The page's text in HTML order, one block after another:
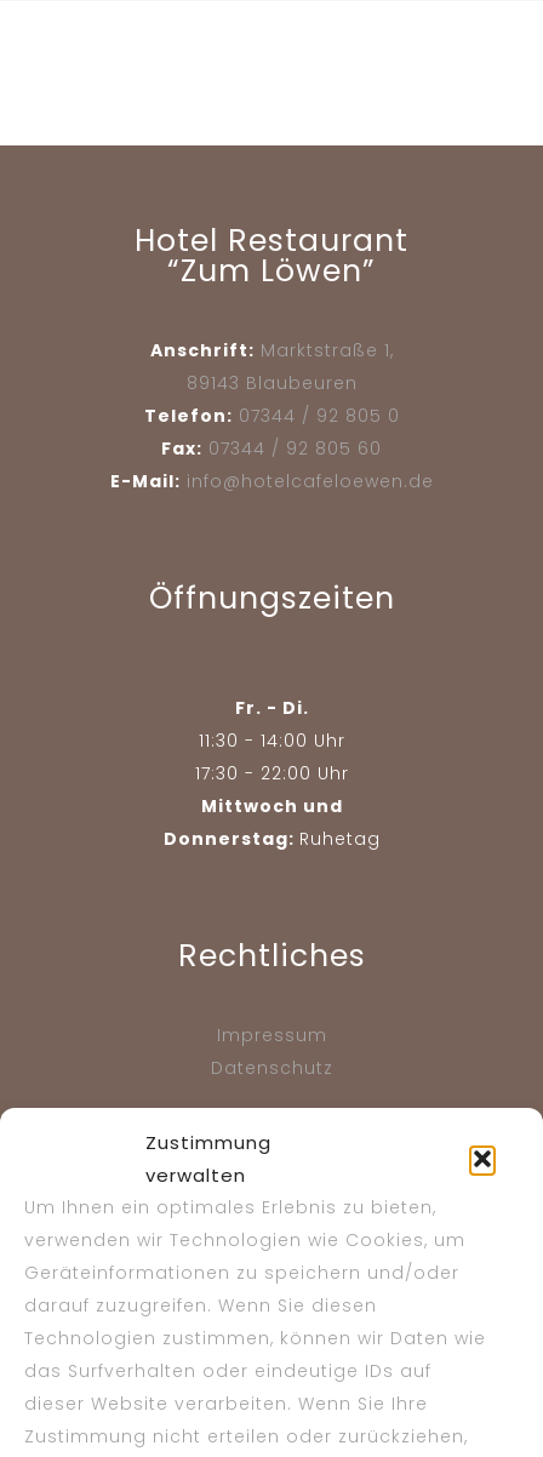
Zustimmung
verwalten
Um Ihnen ein optimales Erlebnis zu bieten,
verwenden wir Technologien wie Cookies, um
Geräteinformationen zu speichern und/oder
darauf zuzugreifen. Wenn Sie diesen
Technologien zustimmen, können wir Daten wie
das Surfverhalten oder eindeutige IDs auf
dieser Website verarbeiten. Wenn Sie Ihre
Zustimmung nicht erteilen oder zurückziehen,
Hotel Restaurant
“Zum Löwen”
Anschrift: Marktstraße 1,
89143 Blaubeuren
Telefon: 07344 / 92 805 0
Fax: 07344 / 92 805 60
E-Mail: info@hotelcafeloewen.de
Öffnungszeiten
Fr. - Di.
11:30 - 14:00 Uhr
17:30 - 22:00 Uhr
Mittwoch und
Donnerstag: Ruhetag
Rechtliches
Impressum
Datenschutz
Social Media
Facebook
Bewerten Sie uns